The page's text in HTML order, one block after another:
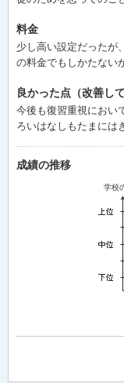
料金
少し高い設定だったが
の料金でもしかたない
良かった点（改善し
今後も復習重視におい
ろいはなしもたまには
成績の推移
学校